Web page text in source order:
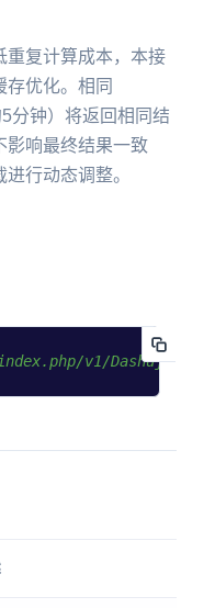
复计算成本，本接
存优化。相同
分钟）将返回相同结
影响最终结果一致
行动态调整。
v1/Dashuju/